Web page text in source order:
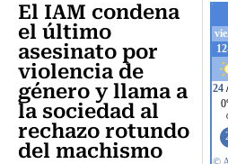
El IAM condena
el último
asesinato por
violencia de
género y llama a
la sociedad al
rechazo rotundo
del machismo